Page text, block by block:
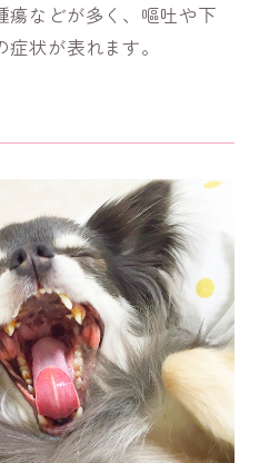
瘍などが多く、嘔吐や下
状が表れます。